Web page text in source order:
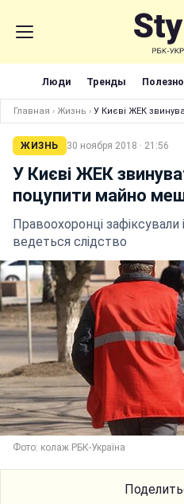
Люди Тренды
Главная › Жизнь › У Києві ЖЕК
ЖИЗНЬ 30 ноября 2018 · 21:56
У Києві ЖЕК
поцупити майно
Правоохоронці зафіксували
ведеться слідство
Фото: колаж РБК-Україна